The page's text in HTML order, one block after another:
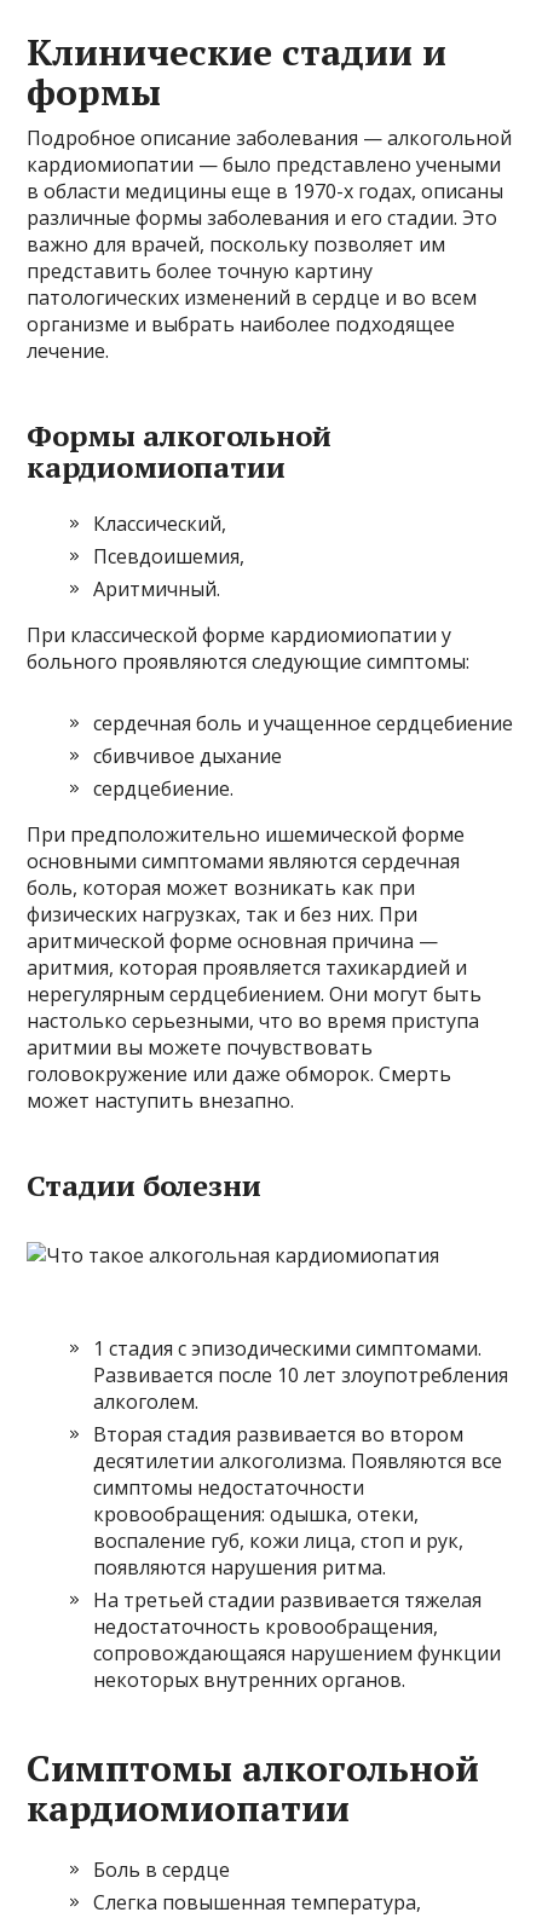
Клинические стадии и
формы
Подробное описание заболевания — алкогольной
кардиомиопатии — было представлено учеными
в области медицины еще в 1970-х годах, описаны
различные формы заболевания и его стадии. Это
важно для врачей, поскольку позволяет им
представить более точную картину
патологических изменений в сердце и во всем
организме и выбрать наиболее подходящее
лечение.
Формы алкогольной
кардиомиопатии
Классический,
Псевдоишемия,
Аритмичный.
При классической форме кардиомиопатии у
больного проявляются следующие симптомы:
сердечная боль и учащенное сердцебиение
сбивчивое дыхание
сердцебиение.
При предположительно ишемической форме
основными симптомами являются сердечная
боль, которая может возникать как при
физических нагрузках, так и без них. При
аритмической форме основная причина —
аритмия, которая проявляется тахикардией и
нерегулярным сердцебиением. Они могут быть
настолько серьезными, что во время приступа
аритмии вы можете почувствовать
головокружение или даже обморок. Смерть
может наступить внезапно.
Стадии болезни
1 стадия с эпизодическими симптомами.
Развивается после 10 лет злоупотребления
алкоголем.
Вторая стадия развивается во втором
десятилетии алкоголизма. Появляются все
симптомы недостаточности
кровообращения: одышка, отеки,
воспаление губ, кожи лица, стоп и рук,
появляются нарушения ритма.
На третьей стадии развивается тяжелая
недостаточность кровообращения,
сопровождающаяся нарушением функции
некоторых внутренних органов.
Симптомы алкогольной
кардиомиопатии
Боль в сердце
Слегка повышенная температура,